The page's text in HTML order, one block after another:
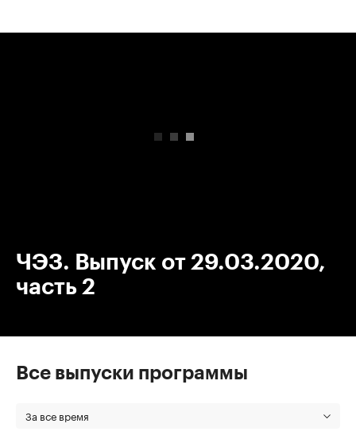
ЧЭЗ. Выпуск от 29.03.2020,
часть 2
Все выпуски программы
За все время